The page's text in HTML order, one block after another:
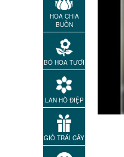
HOA CHIA
BUỒN
BÓ HOA TƯƠI
LAN HỒ ĐIỆP
GIỎ TRÁI CÂY